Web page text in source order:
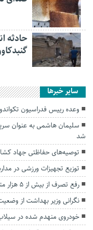
حادثه
سایر خبرها
وعده رییس فدراسیون
سلیمان هاشمی به عنوان
شد
توصیه‌های حفاظتی جهاد
توزیع تجهیزات ورزشی در
رفع تصرف از بیش از ۵ هزار مترمربع اراضی ملی از ابتدای سال
نگرانی وزیر بهداشت از وضعیت جمعیتی
خودروی منهدم شده در سیلاب